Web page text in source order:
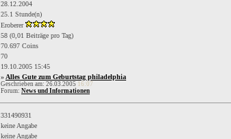
28.12.2004
25.1 Stunde(n)
Eroberer
58 (0,01 Beiträge pro Tag)
70.697 Coins
70
19.10.2005 15:45
» Alles Gute zum Geburtstag philadelphia
Geschrieben am: 26.03.2005 16:07
Forum: News und Informationen
331490931
keine Angabe
keine Angabe